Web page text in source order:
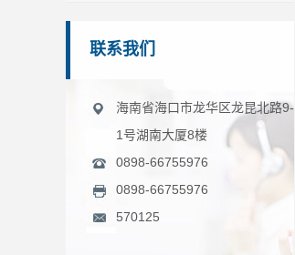
联系我们
海南省海口市龙华区龙昆北路9-
1号湖南大厦8楼
0898-66755976
0898-66755976
570125